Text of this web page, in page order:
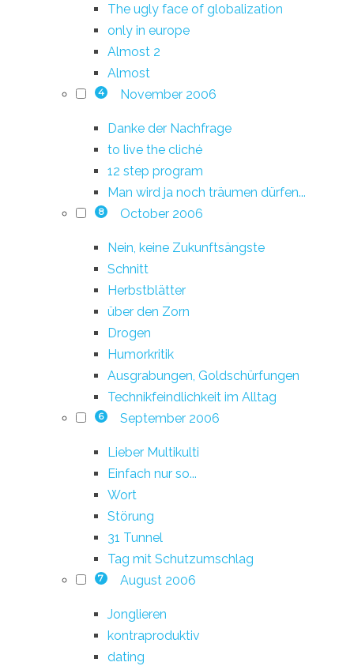
The ugly face of globalization
only in europe
Almost 2
Almost
4 November 2006
Danke der Nachfrage
to live the cliché
12 step program
Man wird ja noch träumen dürfen...
8 October 2006
Nein, keine Zukunftsängste
Schnitt
Herbstblätter
über den Zorn
Drogen
Humorkritik
Ausgrabungen, Goldschürfungen
Technikfeindlichkeit im Alltag
6 September 2006
Lieber Multikulti
Einfach nur so...
Wort
Störung
31 Tunnel
Tag mit Schutzumschlag
7 August 2006
Jonglieren
kontraproduktiv
dating